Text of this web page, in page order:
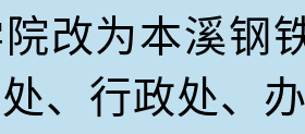
改为本溪钢
、行政处、